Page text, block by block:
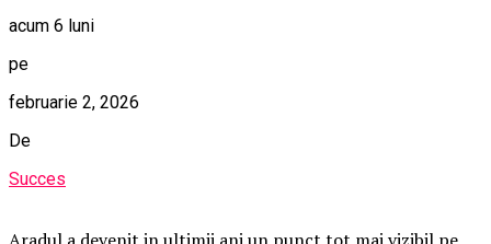
acum 6 luni
pe
februarie 2, 2026
De
Succes